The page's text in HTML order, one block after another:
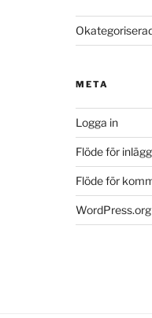
META
Logga in
Flöde för inlägg
Flöde för
WordPress.org